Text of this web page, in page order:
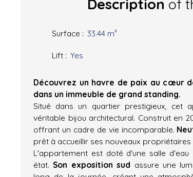
Description of
Surface : 33.44 m²
Lift : Yes
Découvrez un havre de paix au cœur
dans un immeuble de grand standing.
Situé dans un quartier prestigieux, cet
véritable bijou architectural. Construit en
offrant un cadre de vie incomparable.
prêt à accueillir ses nouveaux
L'appartement est doté d'une salle
état. Son exposition sud assure une